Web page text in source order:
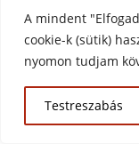
A mindent
cookie-k (sütik)
nyomon tudjam
Testreszabás